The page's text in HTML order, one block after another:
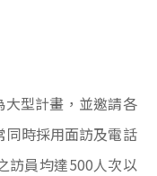
型計畫，並邀請各
同時採用面訪及電話
訪員均達500人次以